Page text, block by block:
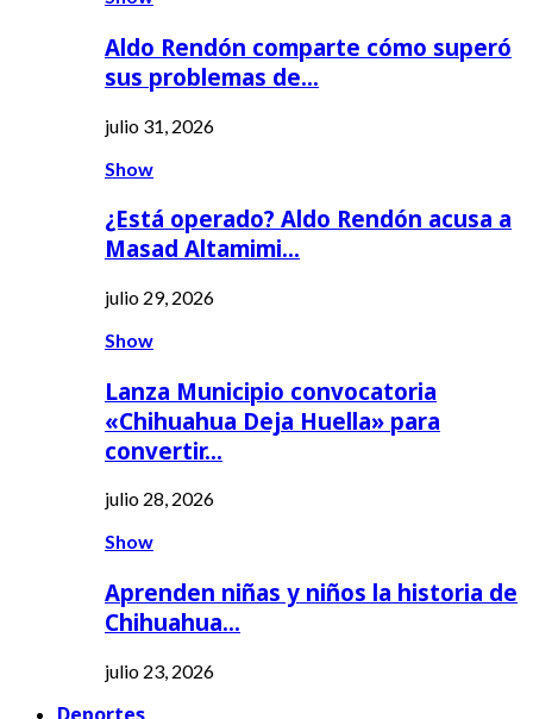
Aldo Rendón comparte cómo superó
sus problemas de…
julio 31, 2026
Show
¿Está operado? Aldo Rendón acusa a
Masad Altamimi…
julio 29, 2026
Show
Lanza Municipio convocatoria
«Chihuahua Deja Huella» para
convertir…
julio 28, 2026
Show
Aprenden niñas y niños la historia de
Chihuahua…
julio 23, 2026